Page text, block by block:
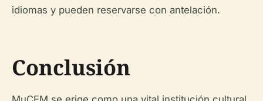
idiomas y pueden reservarse con antelación.
Conclusión